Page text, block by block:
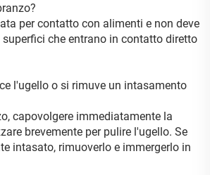
per contatto con alimenti e non deve
che entrano in contatto diretto
l'ugello o si rimuve un intasamento
capovolgere immediatamente la
brevemente per pulire l'ugello. Se
intasato, rimuoverlo e immergerlo in